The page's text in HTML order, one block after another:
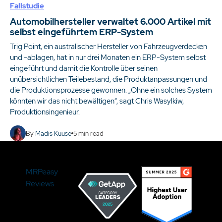
Fallstudie
Automobilhersteller verwaltet 6.000 Artikel mit
selbst eingeführtem ERP-System
Trig Point, ein australischer Hersteller von Fahrzeugverdecken
und -ablagen, hat in nur drei Monaten ein ERP-System selbst
eingeführt und damit die Kontrolle über seinen
unübersichtlichen Teilebestand, die Produktanpassungen und
die Produktionsprozesse gewonnen. „Ohne ein solches System
könnten wir das nicht bewältigen“, sagt Chris Wasylkiw,
Produktionsingenieur.
By Madis Kuuse 5min read
MRPeasy
Reviews